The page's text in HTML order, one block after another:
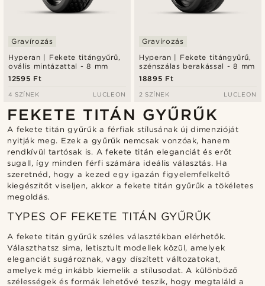
Hyperan | Fekete titángyűrű,
ovális mintázattal - 8 mm
Gravírozás
12595 Ft
4 SZÍNEK LUCLEON
Hyperan | Fekete titángyűrű,
szénszálas berakással - 8 mm
Gravírozás
18895 Ft
2 SZÍNEK LUCLEON
FEKETE TITÁN GYŰRŰK
A fekete titán gyűrűk a férfiak stílusának új dimenzióját
nyitják meg. Ezek a gyűrűk nemcsak vonzóak, hanem
rendkívül tartósak is. A fekete titán eleganciát és erőt
sugall, így minden férfi számára ideális választás. Ha
szeretnéd, hogy a kezed egy igazán figyelemfelkeltő
kiegészítőt viseljen, akkor a fekete titán gyűrűk a tökéletes
megoldás.
TYPES OF FEKETE TITÁN GYŰRŰK
A fekete titán gyűrűk széles választékban elérhetők.
Választhatsz sima, letisztult modellek közül, amelyek
eleganciát sugároznak, vagy díszített változatokat,
amelyek még inkább kiemelik a stílusodat. A különböző
szélességek és formák lehetővé teszik, hogy megtaláld a